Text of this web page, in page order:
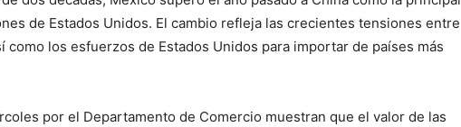
de Estados Unidos. El cambio refleja las crecientes tensiones entre
como los esfuerzos de Estados Unidos para importar de países más
por el Departamento de Comercio muestran que el valor de las